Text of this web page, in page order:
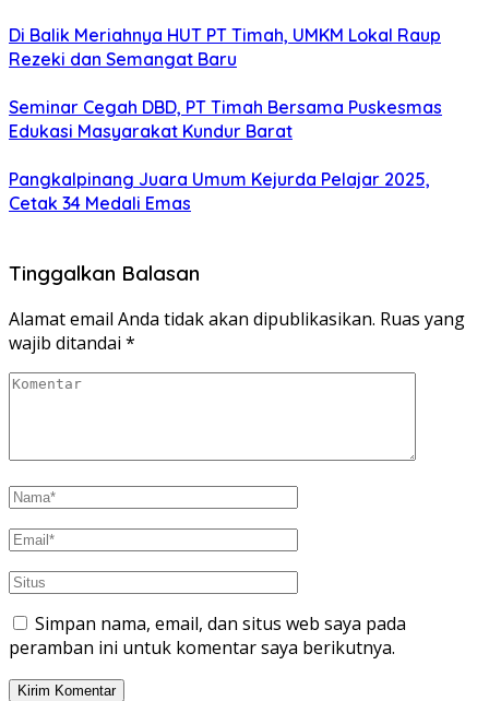
Di Balik Meriahnya HUT PT Timah, UMKM Lokal Raup
Rezeki dan Semangat Baru
Seminar Cegah DBD, PT Timah Bersama Puskesmas
Edukasi Masyarakat Kundur Barat
Pangkalpinang Juara Umum Kejurda Pelajar 2025,
Cetak 34 Medali Emas
Tinggalkan Balasan
Alamat email Anda tidak akan dipublikasikan. Ruas yang
wajib ditandai *
Simpan nama, email, dan situs web saya pada
peramban ini untuk komentar saya berikutnya.